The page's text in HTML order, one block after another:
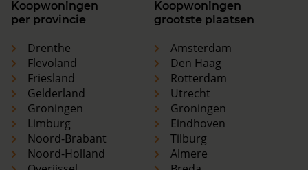
Koopwoningen
per provincie
Drenthe
Flevoland
Friesland
Gelderland
Groningen
Limburg
Noord-Brabant
Noord-Holland
Koopwoningen
grootste plaatsen
Amsterdam
Den Haag
Rotterdam
Utrecht
Groningen
Eindhoven
Tilburg
Almere